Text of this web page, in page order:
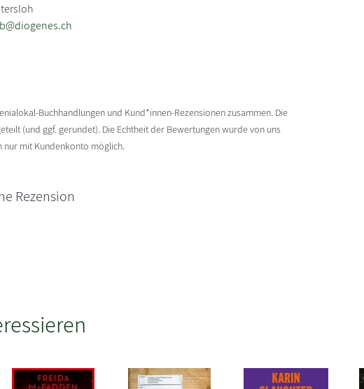
Buchhandlungen und Kund*innen-Rezensionen zusammen. Die
(und ggf. gerundet). Die Echtheit der Bewertungen wurde von uns
nur mit Kundenkonto möglich.
Rezension